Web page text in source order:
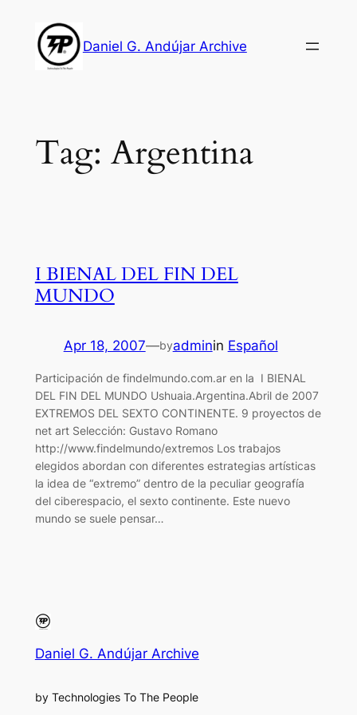
content
Daniel G. Andújar Archive
Tag: Argentina
I BIENAL DEL FIN DEL
MUNDO
Apr 18, 2007—byadminin Español
Participación de findelmundo.com.ar en la I BIENAL
DEL FIN DEL MUNDO Ushuaia.Argentina.Abril de 2007
EXTREMOS DEL SEXTO CONTINENTE. 9 proyectos de
net art Selección: Gustavo Romano
http://www.findelmundo/extremos Los trabajos
elegidos abordan con diferentes estrategias artísticas
la idea de “extremo” dentro de la peculiar geografía
del ciberespacio, el sexto continente. Este nuevo
mundo se suele pensar…
Daniel G. Andújar Archive
by Technologies To The People